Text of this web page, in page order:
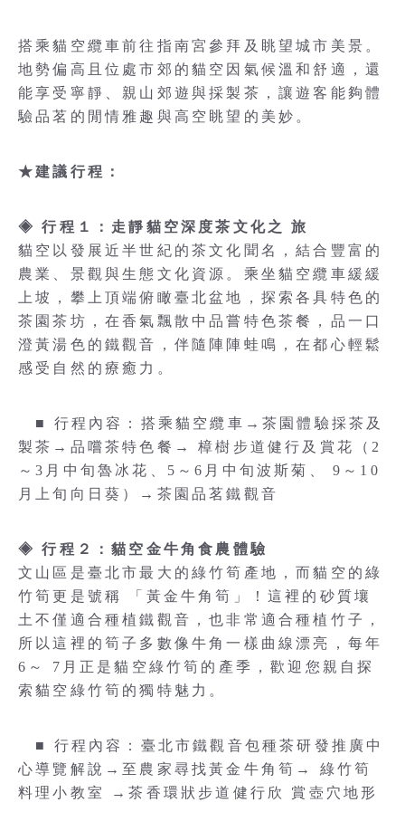
搭乘貓空纜車前往指南宮參拜及眺望城市美景。
地勢偏高且位處市郊的貓空因氣候溫和舒適，還
能享受寧靜、親山郊遊與採製茶，讓遊客能夠體
驗品茗的閒情雅趣與高空眺望的美妙。
★建議行程：
◈ 行程１：走靜貓空深度茶文化之 旅
貓空以發展近半世紀的茶文化聞名，結合豐富的
農業、景觀與生態文化資源。乘坐貓空纜車緩緩
上坡，攀上頂端俯瞰臺北盆地，探索各具特色的
茶園茶坊，在香氣飄散中品嘗特色茶餐，品一口
澄黃湯色的鐵觀音，伴隨陣陣蛙鳴，在都心輕鬆
感受自然的療癒力。
■ 行程內容：搭乘貓空纜車→茶園體驗採茶及
製茶→品嚐茶特色餐→ 樟樹步道健行及賞花（2
～3月中旬魯冰花、5～6月中旬波斯菊、 9～10
月上旬向日葵）→茶園品茗鐵觀音
◈ 行程２：貓空金牛角食農體驗
文山區是臺北市最大的綠竹筍產地，而貓空的綠
竹筍更是號稱 「黃金牛角筍」！這裡的砂質壤
土不僅適合種植鐵觀音，也非常適合種植竹子，
所以這裡的筍子多數像牛角一樣曲線漂亮，每年
6～ 7月正是貓空綠竹筍的產季，歡迎您親自探
索貓空綠竹筍的獨特魅力。
■ 行程內容：臺北市鐵觀音包種茶研發推廣中
心導覽解說→至農家尋找黃金牛角筍→ 綠竹筍
料理小教室 →茶香環狀步道健行欣 賞壺穴地形